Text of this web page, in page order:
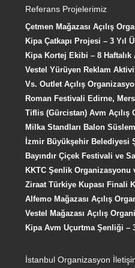
Referans Projelerimiz
Çetmen Mağazası Açılış
Kipa Çatkapı Projesi – 3 Yıl
Kipa Kortej Ekibi – 8 Haftalık
Vestel Yürüyen Reklam
Vs. Outlet Açılış
Roman Festivali Edirne,
Tiflis (Gürcistan) Avm Açılış
Milka Standları Balon
İzmir Büyükşehir Belediyesi
Bayındır Çiçek Festivali ve
KKTC Şenlik Organizasyonu
Ziraat Türkiye Kupası Finali
Alfemo Mağazası Açılış
Vestel Mağazası Açılış
Kipa Avm Uçurtma Şenliği –
İstanbul Organizasyon